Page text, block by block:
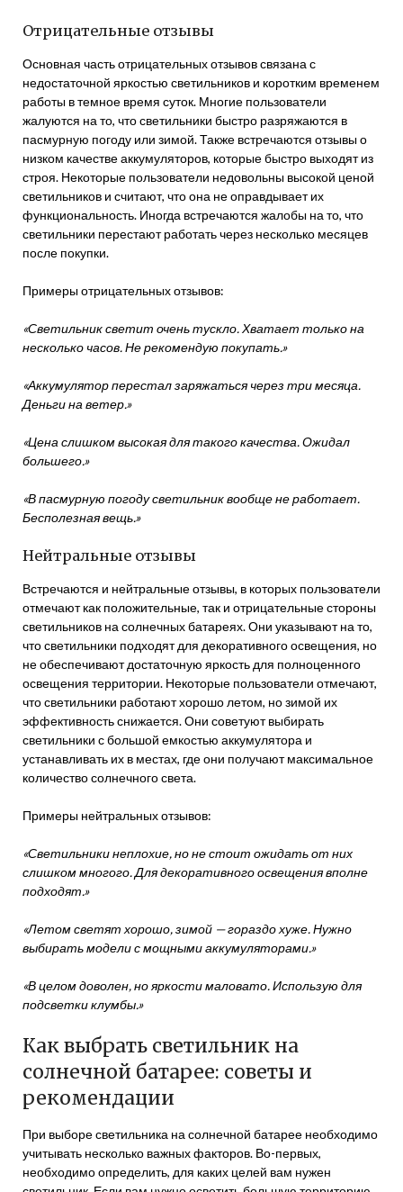
Отрицательные отзывы
Основная часть отрицательных отзывов связана с
недостаточной яркостью светильников и коротким временем
работы в темное время суток. Многие пользователи
жалуются на то, что светильники быстро разряжаются в
пасмурную погоду или зимой. Также встречаются отзывы о
низком качестве аккумуляторов, которые быстро выходят из
строя. Некоторые пользователи недовольны высокой ценой
светильников и считают, что она не оправдывает их
функциональность. Иногда встречаются жалобы на то, что
светильники перестают работать через несколько месяцев
после покупки.
Примеры отрицательных отзывов:
«Светильник светит очень тускло. Хватает только на
несколько часов. Не рекомендую покупать.»
«Аккумулятор перестал заряжаться через три месяца.
Деньги на ветер.»
«Цена слишком высокая для такого качества. Ожидал
большего.»
«В пасмурную погоду светильник вообще не работает.
Бесполезная вещь.»
Нейтральные отзывы
Встречаются и нейтральные отзывы, в которых пользователи
отмечают как положительные, так и отрицательные стороны
светильников на солнечных батареях. Они указывают на то,
что светильники подходят для декоративного освещения, но
не обеспечивают достаточную яркость для полноценного
освещения территории. Некоторые пользователи отмечают,
что светильники работают хорошо летом, но зимой их
эффективность снижается. Они советуют выбирать
светильники с большой емкостью аккумулятора и
устанавливать их в местах, где они получают максимальное
количество солнечного света.
Примеры нейтральных отзывов:
«Светильники неплохие, но не стоит ожидать от них
слишком многого. Для декоративного освещения вполне
подходят.»
«Летом светят хорошо, зимой — гораздо хуже. Нужно
выбирать модели с мощными аккумуляторами.»
«В целом доволен, но яркости маловато. Использую для
подсветки клумбы.»
Как выбрать светильник на
солнечной батарее: советы и
рекомендации
При выборе светильника на солнечной батарее необходимо
учитывать несколько важных факторов. Во-первых,
необходимо определить, для каких целей вам нужен